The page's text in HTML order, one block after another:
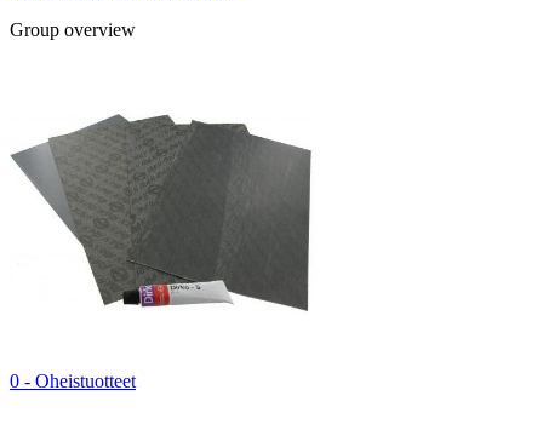
Group overview
0 - Oheistuotteet